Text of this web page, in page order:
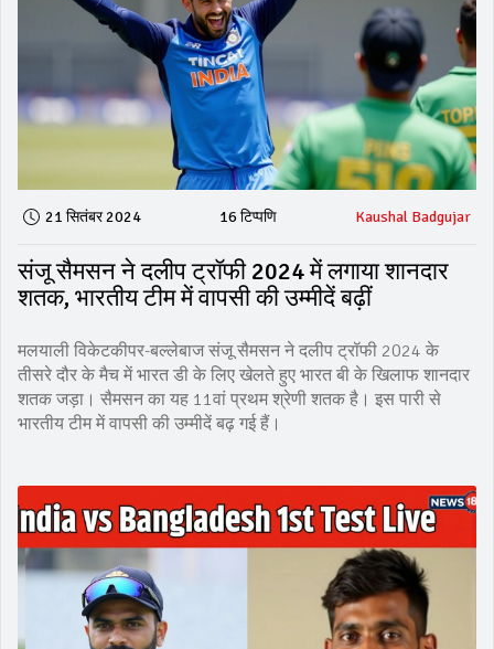
21 सितंबर 2024 16 टिप्पणि Kaushal Badgujar
संजू सैमसन ने दलीप ट्रॉफी 2024 में लगाया शानदार
शतक, भारतीय टीम में वापसी की उम्मीदें बढ़ीं
मलयाली विकेटकीपर-बल्लेबाज संजू सैमसन ने दलीप ट्रॉफी 2024 के
तीसरे दौर के मैच में भारत डी के लिए खेलते हुए भारत बी के खिलाफ शानदार
शतक जड़ा। सैमसन का यह 11वां प्रथम श्रेणी शतक है। इस पारी से
भारतीय टीम में वापसी की उम्मीदें बढ़ गई हैं।